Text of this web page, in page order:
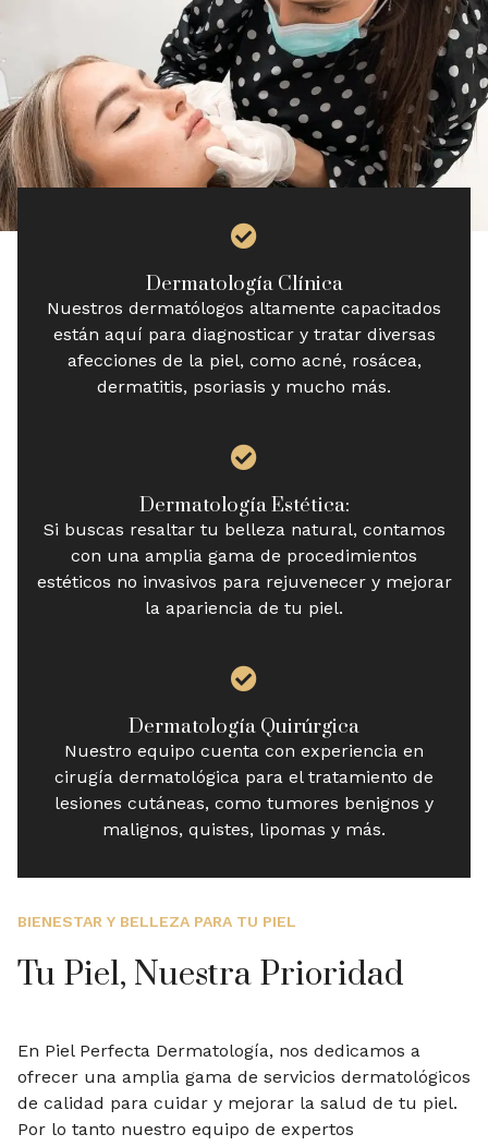
Dermatología Clínica
Nuestros dermatólogos altamente capacitados
están aquí para diagnosticar y tratar diversas
afecciones de la piel, como acné, rosácea,
dermatitis, psoriasis y mucho más.
Dermatología Estética:
Si buscas resaltar tu belleza natural, contamos
con una amplia gama de procedimientos
estéticos no invasivos para rejuvenecer y mejorar
la apariencia de tu piel.
Dermatología Quirúrgica
Nuestro equipo cuenta con experiencia en
cirugía dermatológica para el tratamiento de
lesiones cutáneas, como tumores benignos y
malignos, quistes, lipomas y más.
BIENESTAR Y BELLEZA PARA TU PIEL
Tu Piel, Nuestra Prioridad
En Piel Perfecta Dermatología, nos dedicamos a
ofrecer una amplia gama de servicios dermatológicos
de calidad para cuidar y mejorar la salud de tu piel.
Por lo tanto nuestro equipo de expertos